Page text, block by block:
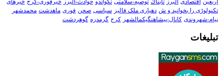
تکنولوڑی را بخوانید و ش دهیاری ملک فالیز سیاسی صحن فوری ماهدشت محمدشهر
پیام-شهروندی کانال-پیشاهنگیکمالشهر کرج گرمدره گوهردشت
تبلیغات